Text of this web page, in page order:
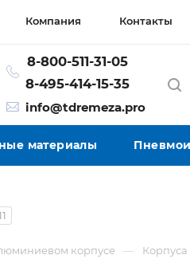
Компания Контакты
8-800-511-31-05
8-495-414-15-35
info@tdremeza.pro
материалы
корпусе — Корпуса